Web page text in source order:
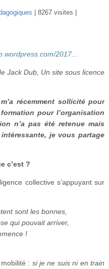
8267 visites
2017...
Jack Dub, Un site sous licence
récemment sollicité pour
pour l’organisation
n’a pas été retenue mais
je vous partage
c’est ?
collective s’appuyant sur
sont les bonnes,
qui pouvait arriver,
!
: si je ne suis ni en train